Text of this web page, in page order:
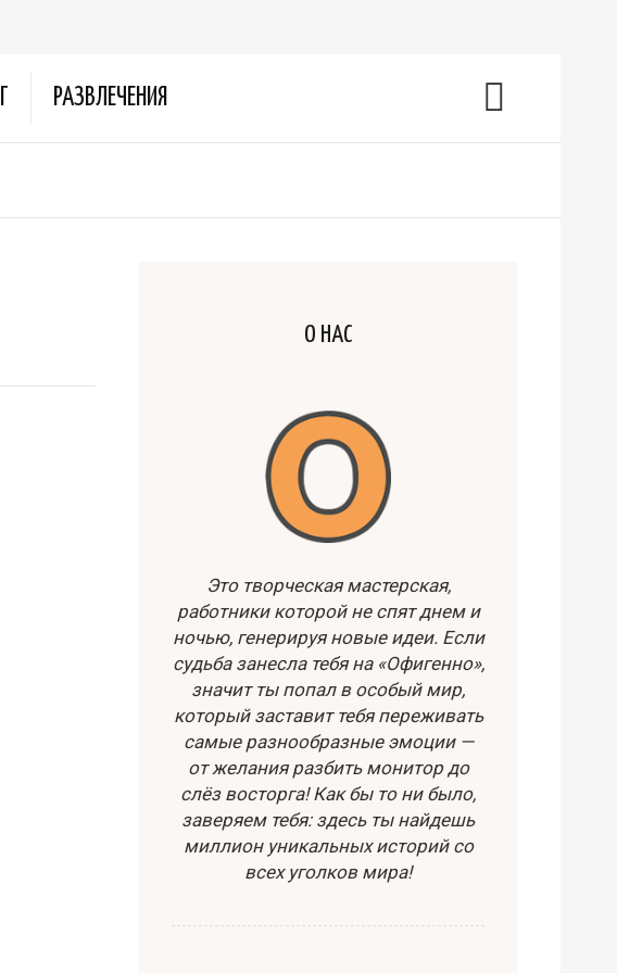
РАЗВЛЕЧЕНИЯ
О НАС
Это творческая мастерская,
работники которой не спят днем и
ночью, генерируя новые идеи. Если
судьба занесла тебя на «Офигенно»,
значит ты попал в особый мир,
который заставит тебя переживать
самые разнообразные эмоции —
от желания разбить монитор до
слёз восторга! Как бы то ни было,
заверяем тебя: здесь ты найдешь
миллион уникальных историй со
всех уголков мира!